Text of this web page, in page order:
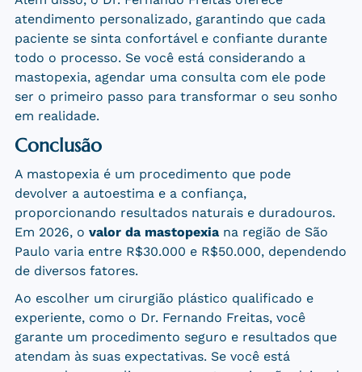
atendimento personalizado, garantindo que cada
paciente se sinta confortável e confiante durante
todo o processo. Se você está considerando a
mastopexia, agendar uma consulta com ele pode
ser o primeiro passo para transformar o seu sonho
em realidade.
Conclusão
A mastopexia é um procedimento que pode
devolver a autoestima e a confiança,
proporcionando resultados naturais e duradouros.
Em 2026, o valor da mastopexiana região de São
Paulo varia entre R$30.000 e R$50.000, dependendo
de diversos fatores.
Ao escolher um cirurgião plástico qualificado e
experiente, como o Dr. Fernando Freitas, você
garante um procedimento seguro e resultados que
atendam às suas expectativas. Se você está